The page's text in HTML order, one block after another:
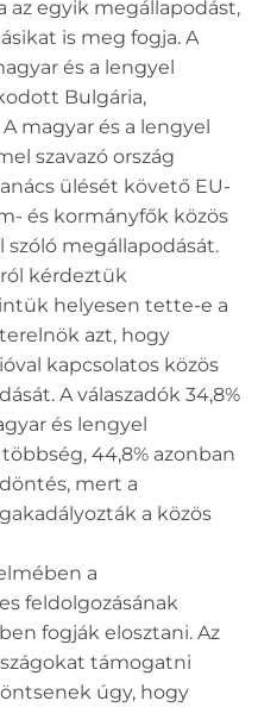
az egyik megállapodást,
is meg fogja. A
és a lengyel
Bulgária,
magyar és a lengyel
szavazó ország
ülését követő EU-
és kormányfők közös
megállapodását.
kérdeztük
helyesen tette-e a
azt, hogy
kapcsolatos közös
A válaszadók 34,8%
és lengyel
44,8% azonban
mert a
a közös
a
feldolgozásának
fogják elosztani. Az
támogatni
úgy, hogy